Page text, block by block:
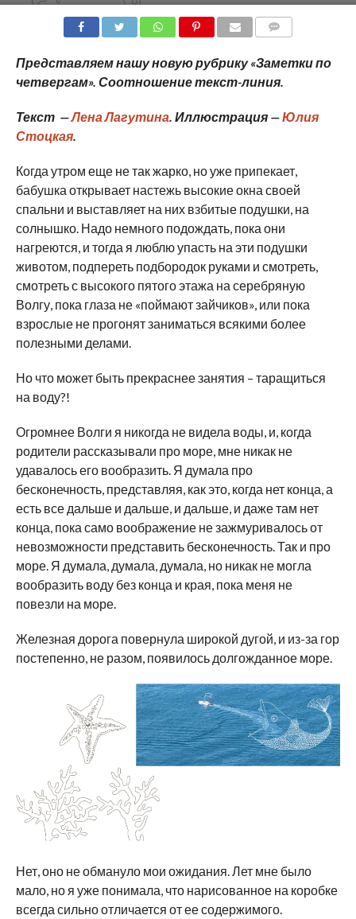
Представляем нашу новую рубрику «Заметки по
четвергам». Соотношение текст-линия.
Текст —Лена Лагутина. Иллюстрация —Юлия
Стоцкая.
Когда утром еще не так жарко, но уже припекает,
бабушка открывает настежь высокие окна своей
спальни и выставляет на них взбитые подушки, на
солнышко. Надо немного подождать, пока они
нагреются, и тогда я люблю упасть на эти подушки
животом, подпереть подбородок руками и смотреть,
смотреть с высокого пятого этажа на серебряную
Волгу, пока глаза не «поймают зайчиков», или пока
взрослые не прогонят заниматься всякими более
полезными делами.
Но что может быть прекраснее занятия – таращиться
на воду?!
Огромнее Волги я никогда не видела воды, и, когда
родители рассказывали про море, мне никак не
удавалось его вообразить. Я думала про
бесконечность, представляя, как это, когда нет конца, а
есть все дальше и дальше, и дальше, и даже там нет
конца, пока само воображение не зажмуривалось от
невозможности представить бесконечность. Так и про
море. Я думала, думала, думала, но никак не могла
вообразить воду без конца и края, пока меня не
повезли на море.
Железная дорога повернула широкой дугой, и из-за гор
постепенно, не разом, появилось долгожданное море.
Нет, оно не обмануло мои ожидания. Лет мне было
мало, но я уже понимала, что нарисованное на коробке
всегда сильно отличается от ее содержимого.